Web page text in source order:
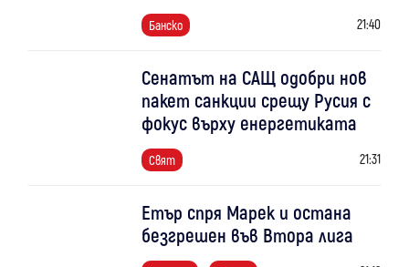
Банско 21:40
Сенатът на САЩ одобри нов
пакет санкции срещу Русия с
фокус върху енергетиката
Свят 21:31
Етър спря Марек и остана
безгрешен във Втора лига